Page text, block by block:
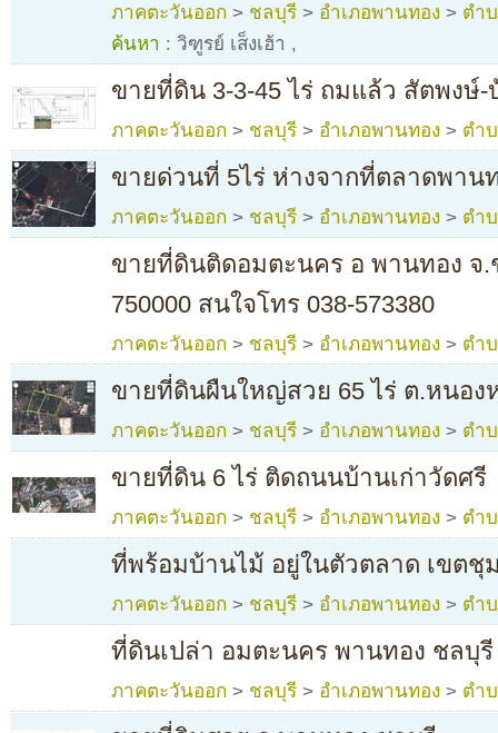
ภาคตะวันออก > ชลบุรี > อำเภอพานทอง > ตำ
ค้นหา : วิฑูรย์ เส็งเฮ้า ,
ขายที่ดิน 3-3-45 ไร่ ถมแล้ว สัตพงษ์
ภาคตะวันออก > ชลบุรี > อำเภอพานทอง > ตำ
ขายด่วนที่ 5ไร่ ห่างจากที่ตลาดพานท
ภาคตะวันออก > ชลบุรี > อำเภอพานทอง > ตำ
ขายที่ดินติดอมตะนคร อ พานทอง จ.
750000 สนใจโทร 038-573380
ภาคตะวันออก > ชลบุรี > อำเภอพานทอง > ตำ
ขายที่ดินผืนใหญ่สวย 65 ไร่ ต.หนอง
ภาคตะวันออก > ชลบุรี > อำเภอพานทอง > ตำ
ขายที่ดิน 6 ไร่ ติดถนนบ้านเก่าวัดศรี
ภาคตะวันออก > ชลบุรี > อำเภอพานทอง > ตำ
ที่พร้อมบ้านไม้ อยู่ในตัวตลาด เขตชุ
ภาคตะวันออก > ชลบุรี > อำเภอพานทอง > ตำ
ที่ดินเปล่า อมตะนคร พานทอง ชลบุรี
ภาคตะวันออก > ชลบุรี > อำเภอพานทอง > ตำ